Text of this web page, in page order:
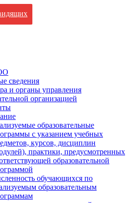
сведения
и органы управления
организацией
образовательные
с указанием учебных
курсов, дисциплин
практики, предусмотренных
образовательной
обучающихся по
образовательным